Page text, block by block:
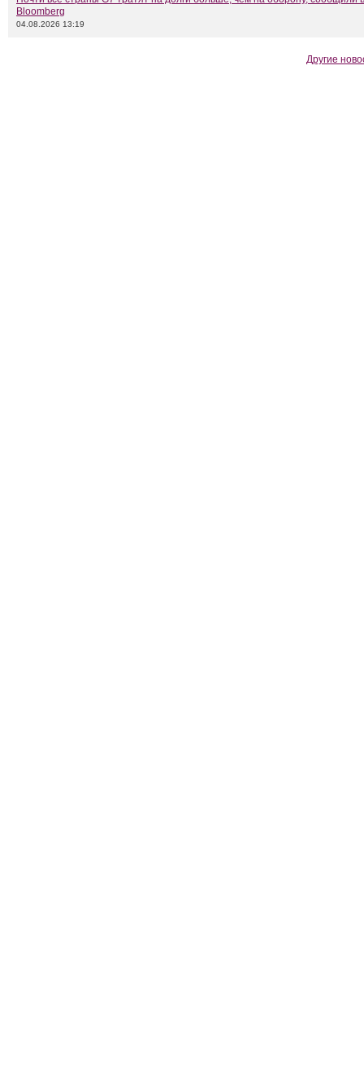
Bloomberg
04.08.2026 13:19
Другие